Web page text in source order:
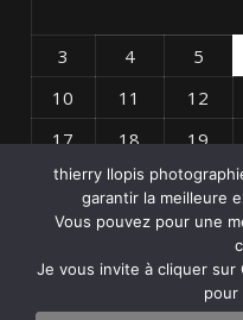
3
4 5
10
11 12
17
18 19
24
25 26
31
« Avr
thierry llopis
garantir la meilleure
Vous pouvez pour une
Je vous invite à cliquer sur
pour